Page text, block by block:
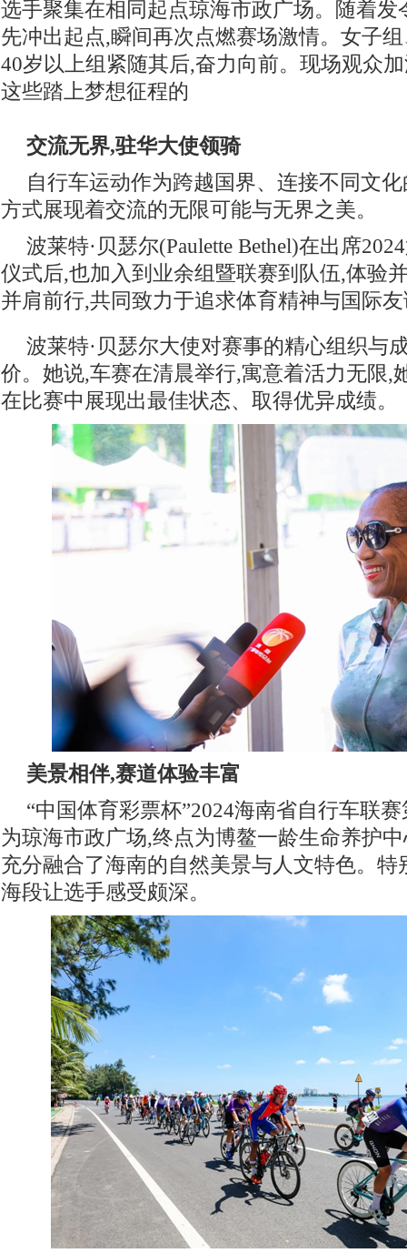
选手聚集在相同起点琼海市政广场。随着发
先冲出起点,瞬间再次点燃赛场激情。女子
40岁以上组紧随其后,奋力向前。现场观众
这些踏上梦想征程的
交流无界,驻华大使领骑
自行车运动作为跨越国界、连接不同文
方式展现着交流的无限可能与无界之美。
波莱特·贝瑟尔(Paulette Bethel)在出席
仪式后,也加入到业余组暨联赛到队伍,体验
并肩前行,共同致力于追求体育精神与国际
波莱特·贝瑟尔大使对赛事的精心组织与
价。她说,车赛在清晨举行,寓意着活力无限,
在比赛中展现出最佳状态、取得优异成绩。
美景相伴,赛道体验丰富
“中国体育彩票杯”2024海南省自行车联
为琼海市政广场,终点为博鳌一龄生命养护
充分融合了海南的自然美景与人文特色。特
海段让选手感受颇深。